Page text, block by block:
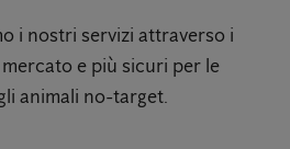
i nostri servizi attraverso i
e più sicuri per le
animali no-target.